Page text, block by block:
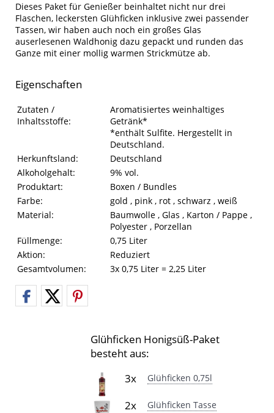
Dieses Paket für Genießer beinhaltet nicht nur drei
Flaschen, leckersten Glühficken inklusive zwei passender
Tassen, wir haben auch noch ein großes Glas
auserlesenen Waldhonig dazu gepackt und runden das
Ganze mit einer mollig warmen Strickmütze ab.
Eigenschaften
Eigenschaften des Produkts
Eigenschaft
Zutaten /
Inhaltsstoffe:
Aromatisiertes weinhaltiges
Getränk*
*enthält Sulfite. Hergestellt in
Deutschland.
Herkunftsland:
Deutschland
Alkoholgehalt:
9% vol.
Produktart:
Boxen / Bundles
Farbe:
gold , pink , rot , schwarz , weiß
Material:
Baumwolle , Glas , Karton / Pappe ,
Polyester , Porzellan
Füllmenge:
0,75 Liter
Aktion:
Reduziert
Gesamtvolumen:
3x 0,75 Liter = 2,25 Liter
Glühficken Honigsüß-Paket
besteht aus:
3x
Glühficken 0,75l
2x Glühficken Tasse